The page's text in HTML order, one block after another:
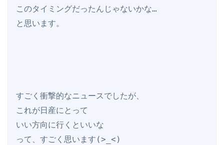
このタイミングだったんじゃないかな…
と思います。
すごく衝撃的なニュースでしたが、
これが日産にとって
いい方向に行くといいな